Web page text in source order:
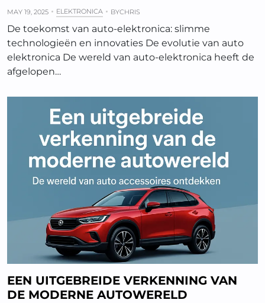
MAY 19, 2025 ELEKTRONICA BYCHRIS
De toekomst van auto-elektronica: slimme
technologieën en innovaties De evolutie van auto
elektronica De wereld van auto-elektronica heeft de
afgelopen…
EEN UITGEBREIDE VERKENNING VAN
DE MODERNE AUTOWERELD